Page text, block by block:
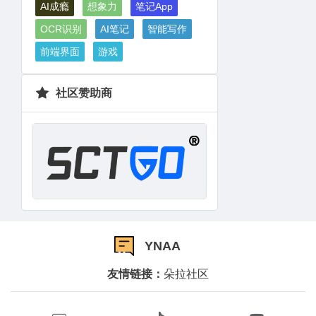
AI成瘾
想象力
笔记App
OCR识别
AI笔记
智能写作
前端界面
游戏
社区赞助商
YNAA
友情链接： 朵拉社区